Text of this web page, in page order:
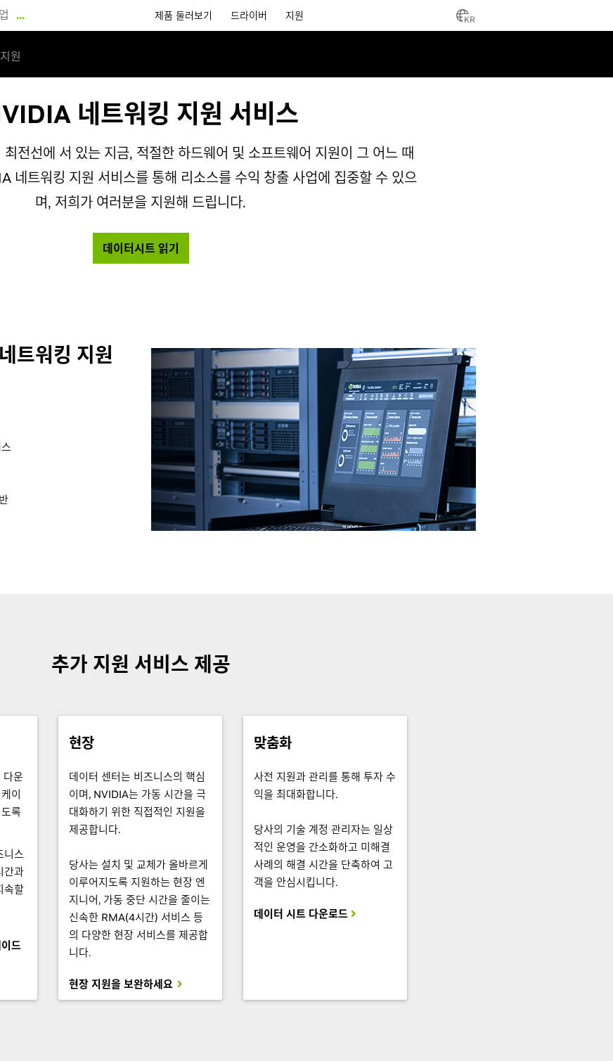
… 제품 둘러보기 드라이버 지원 KR
원
네트워킹 지원 서비스
전선에 서 있는 지금, 적절한 하드웨어 및 소프트웨어 지원이 그 어느 때
네트워킹 지원 서비스를 통해 리소스를 수익 창출 사업에 집중할 수 있으
며, 저희가 여러분을 지원해 드립니다.
데이터시트 읽기
트워킹 지원
추가 지원 서비스 제공
다운
이
록
니스
간과
속할
드
현장
데이터 센터는 비즈니스의 핵심
이며, NVIDIA는 가동 시간을 극
대화하기 위한 직접적인 지원을
제공합니다.
당사는 설치 및 교체가 올바르게
이루어지도록 지원하는 현장 엔
지니어, 가동 중단 시간을 줄이는
신속한 RMA(4시간) 서비스 등
의 다양한 현장 서비스를 제공합
니다.
현장 지원을 보완하세요
맞춤화
사전 지원과 관리를 통해 투자 수
익을 최대화합니다.
당사의 기술 계정 관리자는 일상
적인 운영을 간소화하고 미해결
사례의 해결 시간을 단축하여 고
객을 안심시킵니다.
데이터 시트 다운로드